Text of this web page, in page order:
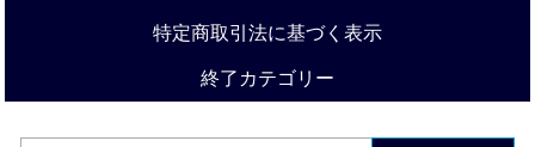
特定商取引法に基づく表示
終了カテゴリー